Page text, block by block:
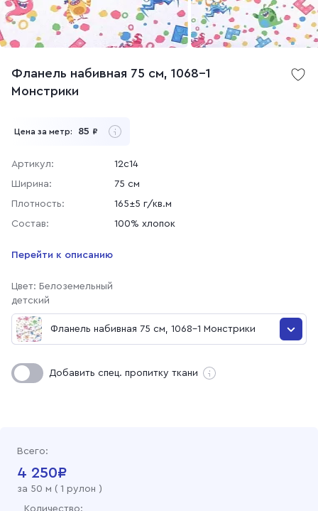
Фланель набивная 75 см, 1068-1
Монстрики
Цена за метр: 85 ₽
Артикул:
12с14
Ширина:
75 см
Плотность:
165±5 г/кв.м
Состав:
100% хлопок
Перейти к описанию
Цвет: Белоземельный
детский
Фланель набивная 75 см, 1068-1 Монстрики
Фланель набивная 75 см, 1068-1 Монстрики
Добавить спец. пропитку ткани
Всего:
4 250₽
за 50 м ( 1 рулон )
Количество: